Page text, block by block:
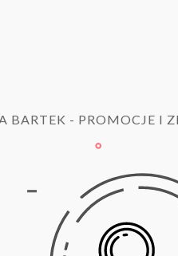
BARTEK - PROMOCJE I